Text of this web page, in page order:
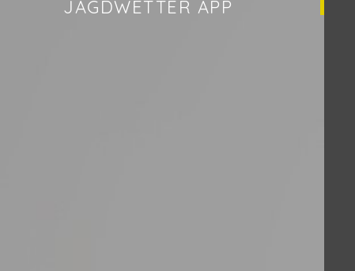
JAGDWETTER APP